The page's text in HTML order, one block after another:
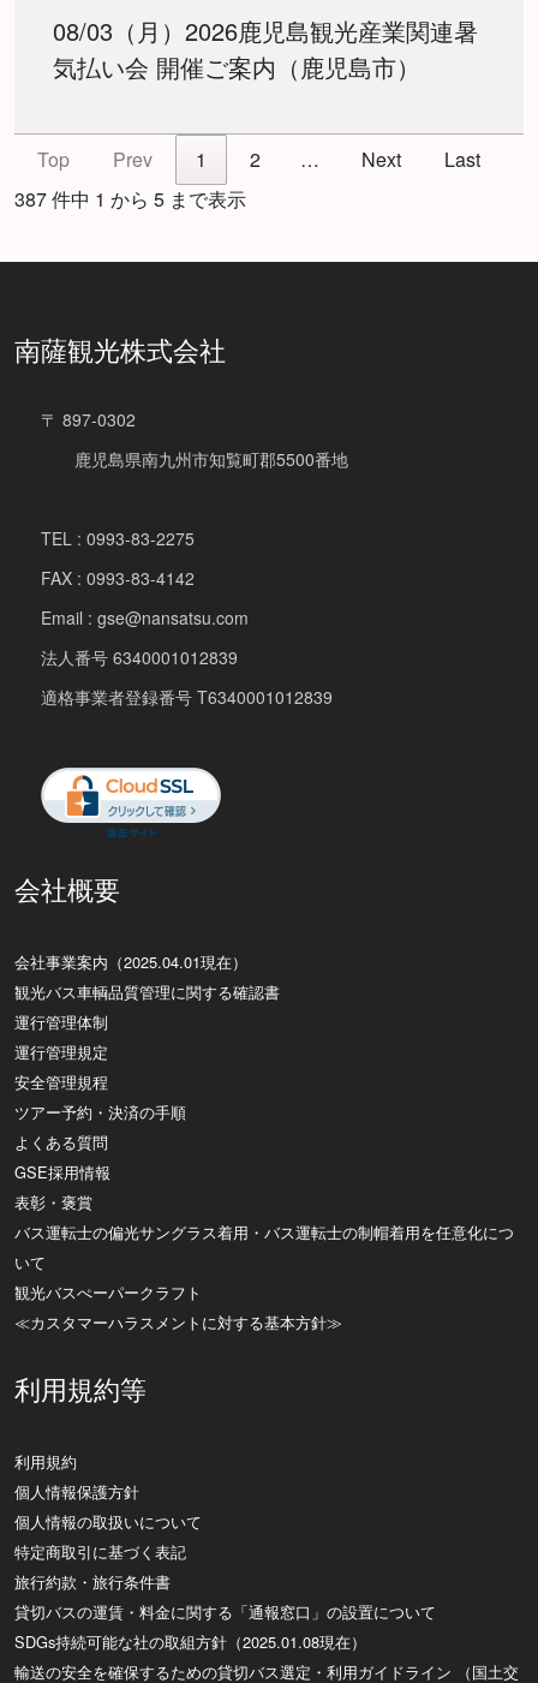
08/03（月）2026鹿児島観光産業関連暑
気払い会 開催ご案内（鹿児島市）
Top Prev 1 2 … Next
Last
387 件中 1 から 5 まで表示
南薩観光株式会社
〒 897-0302
鹿児島県南九州市知覧町郡5500番地
TEL : 0993-83-2275
FAX : 0993-83-4142
Email : gse@nansatsu.com
法人番号 6340001012839
適格事業者登録番号 T6340001012839
会社概要
会社事業案内（2025.04.01現在）
観光バス車輌品質管理に関する確認書
運行管理体制
運行管理規定
安全管理規程
ツアー予約・決済の手順
よくある質問
GSE採用情報
表彰・褒賞
バス運転士の偏光サングラス着用・バス運転士の制帽着用を任意化につ
いて
観光バスぺーパークラフト
≪カスタマーハラスメントに対する基本方針≫
利用規約等
利用規約
個人情報保護方針
個人情報の取扱いについて
特定商取引に基づく表記
旅行約款・旅行条件書
貸切バスの運賃・料金に関する「通報窓口」の設置について
SDGs持続可能な社の取組方針（2025.01.08現在）
輸送の安全を確保するための貸切バス選定・利用ガイドライン （国土交